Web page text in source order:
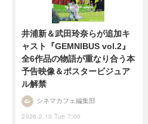
井浦新＆武田玲奈らが追加キ
ャスト『GEMNIBUS vol.2』
全6作品の物語が重なり合う本
予告映像＆ポスタービジュア
ル解禁
2026.2.10 Tue 7:00
シネマカフェ編集部